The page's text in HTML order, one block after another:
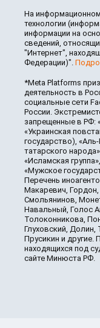
На
технологии
информации на
сведений,
"Интернет",
Федерации)".
*Meta Platforms
деятельность в
социальные сети
России.
запрещенные в РФ:
«Украинская
государство),
татарского
«Исламская
«Мужское
Перечень
Макаревич,
Смольянинов,
Навальный, Голос
Толоконникова,
Глуховский,
Прусикин и другие.
находящихся под
сайте Минюста РФ.